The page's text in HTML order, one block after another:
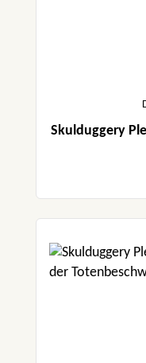
Skulduggery